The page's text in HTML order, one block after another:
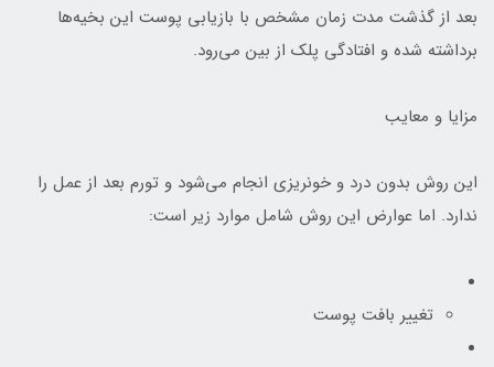
بعد از گذشت مدت زمان مشخص با بازیابی پوست این بخیه‌ها
برداشته شده و افتادگی پلک از بین می‌رود.
مزایا و معایب
این روش بدون درد و خونریزی انجام می‌شود و تورم بعد از عمل را
ندارد. اما عوارض این روش شامل موارد زیر است:
تغییر بافت پوست